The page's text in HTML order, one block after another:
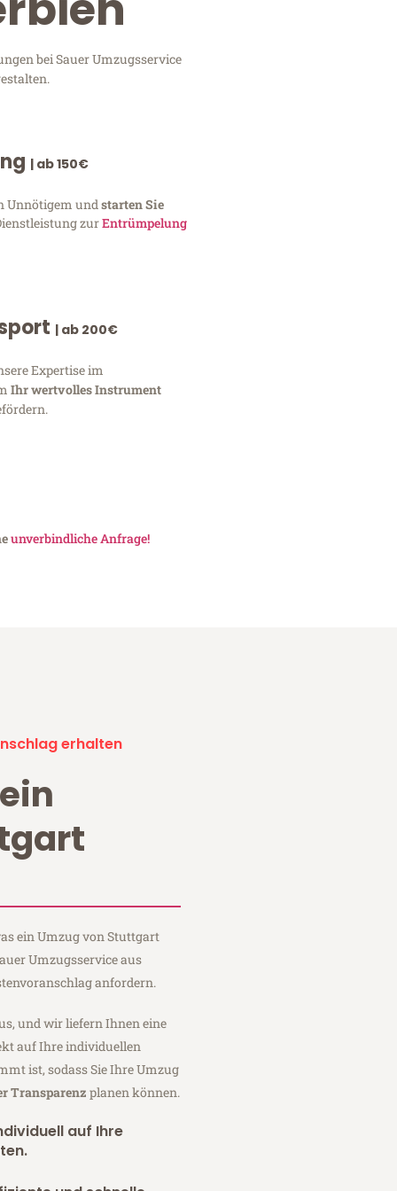
bei Sauer Umzugsservice
| ab 150€
Unnötigem und starten Sie
zurEntrümpelung
| ab 200€
Expertise im
Ihr wertvolles Instrument
unverbindliche Anfrage!
erhalten
ein Umzug von Stuttgart
Umzugsservice aus
anfordern.
und wir liefern Ihnen eine
auf Ihre individuellen
ist, sodass Sie Ihre Umzug
Transparenz planen können.
auf Ihre